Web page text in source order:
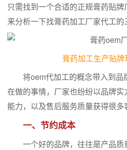
只需找到一个合适的正规膏药贴
来分析一下找膏药加工厂家代工的
膏药加工生产贴牌
将oem代加工的概念带入到品
在做的事情，厂家也纷纷以品牌
能力，以及售后服务质量获得很多
一、节约成本
一个好的品牌，往往是产品质